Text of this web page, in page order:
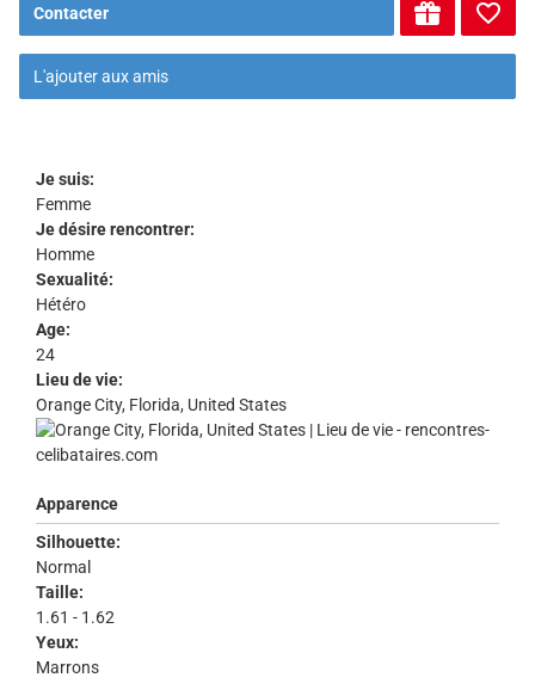
Contacter
L'ajouter aux amis
Je suis:
Femme
Je désire rencontrer:
Homme
Sexualité:
Hétéro
Age:
24
Lieu de vie:
Orange City, Florida, United States
Apparence
Silhouette:
Normal
Taille:
1.61 - 1.62
Yeux:
Marrons